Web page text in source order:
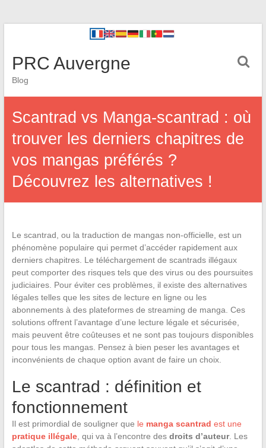
PRC Auvergne
Blog
Scantrad vs Manga-scantrad : où
trouver les derniers chapitres de
vos mangas préférés ?
Découvrez les alternatives !
Le scantrad, ou la traduction de mangas non-officielle, est un
phénomène populaire qui permet d’accéder rapidement aux
derniers chapitres. Le téléchargement de scantrads illégaux
peut comporter des risques tels que des virus ou des poursuites
judiciaires. Pour éviter ces problèmes, il existe des alternatives
légales telles que les sites de lecture en ligne ou les
abonnements à des plateformes de streaming de manga. Ces
solutions offrent l’avantage d’une lecture légale et sécurisée,
mais peuvent être coûteuses et ne sont pas toujours disponibles
pour tous les mangas. Pensez à bien peser les avantages et
inconvénients de chaque option avant de faire un choix.
Le scantrad : définition et
fonctionnement
Il est primordial de souligner que le manga scantrad est une
pratique illégale, qui va à l’encontre des droits d’auteur. Les